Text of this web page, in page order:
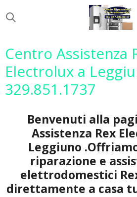
al
Centro Assistenza
Electrolux a
329.851.1737
Benvenuti alla
Assistenza Rex
Leggiuno
riparazione e
elettrodomestici
direttamente a casa